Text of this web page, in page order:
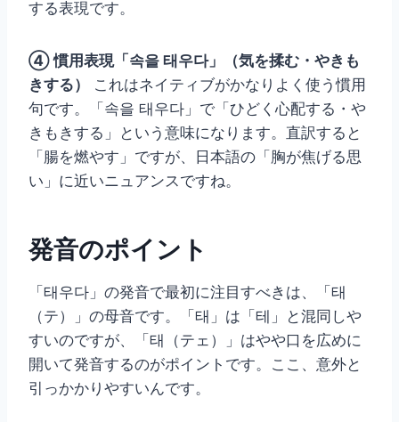
する表現です。
④ 慣用表現「속을 태우다」（気を揉む・やきも
きする）
これはネイティブがかなりよく使う慣用
句です。「속을 태우다」で「ひどく心配する・や
きもきする」という意味になります。直訳すると
「腸を燃やす」ですが、日本語の「胸が焦げる思
い」に近いニュアンスですね。
発音のポイント
「태우다」の発音で最初に注目すべきは、「태
（テ）」の母音です。「태」は「테」と混同しや
すいのですが、「태（テェ）」はやや口を広めに
開いて発音するのがポイントです。ここ、意外と
引っかかりやすいんです。